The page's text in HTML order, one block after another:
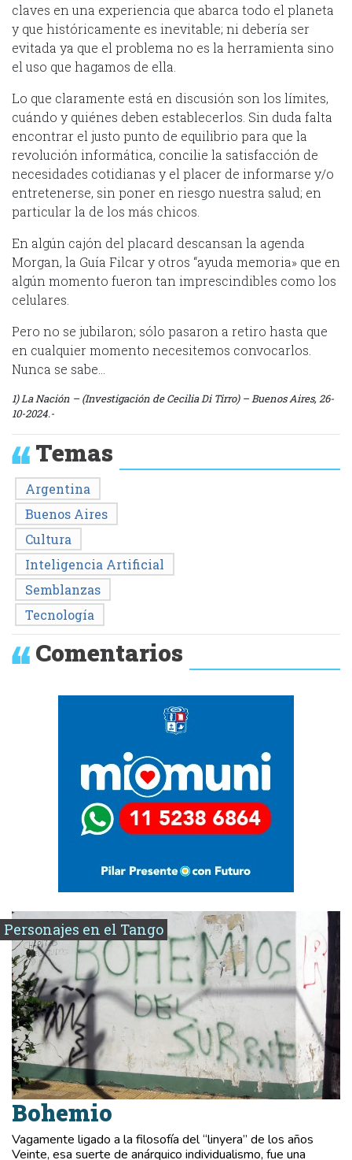
claves en una experiencia que abarca todo el planeta
y que históricamente es inevitable; ni debería ser
evitada ya que el problema no es la herramienta sino
el uso que hagamos de ella.
Lo que claramente está en discusión son los límites,
cuándo y quiénes deben establecerlos. Sin duda falta
encontrar el justo punto de equilibrio para que la
revolución informática, concilie la satisfacción de
necesidades cotidianas y el placer de informarse y/o
entretenerse, sin poner en riesgo nuestra salud; en
particular la de los más chicos.
En algún cajón del placard descansan la agenda
Morgan, la Guía Filcar y otros “ayuda memoria» que en
algún momento fueron tan imprescindibles como los
celulares.
Pero no se jubilaron; sólo pasaron a retiro hasta que
en cualquier momento necesitemos convocarlos.
Nunca se sabe…
1) La Nación – (Investigación de Cecilia Di Tirro) – Buenos Aires, 26-
10-2024.-
Temas
Argentina
Buenos Aires
Cultura
Inteligencia Artificial
Semblanzas
Tecnología
Comentarios
Personajes en el Tango
Bohemio
Vagamente ligado a la filosofía del “linyera” de los años
Veinte, esa suerte de anárquico individualismo, fue una